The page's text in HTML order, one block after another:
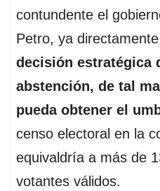
contundente el
Petro, ya
decisión estratégica
abstención, de tal
pueda obtener el
censo electoral en la
equivaldría a más de
votantes válidos.